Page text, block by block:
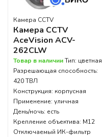
Камера CCTV
Камера CCTV
AceVision ACV-
262CLW
Товар в наличииТип: цветная
Разрешающая способность:
420 ТВЛ
Конструкция: корпусная
Применение: уличная
День/ночь: есть
Крепление объектива: M12
Отключаемый ИК-фильтр